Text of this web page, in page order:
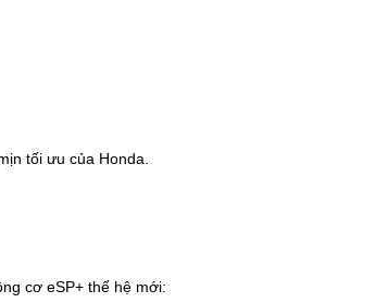
tối ưu của Honda.
cơ eSP+ thế hệ mới: